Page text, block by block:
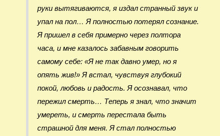
руки вытягиваются, я издал странный звук и
упал на пол… Я полностью потерял сознание.
Я пришел в себя примерно через полтора
часа, и мне казалось забавным говорить
самому себе: «Я не так давно умер, но я
опять жив!» Я встал, чувствуя глубокий
покой, любовь и радость. Я осознавал, что
пережил смерть… Теперь я знал, что значит
умереть, и смерть перестала быть
страшной для меня. Я стал полностью